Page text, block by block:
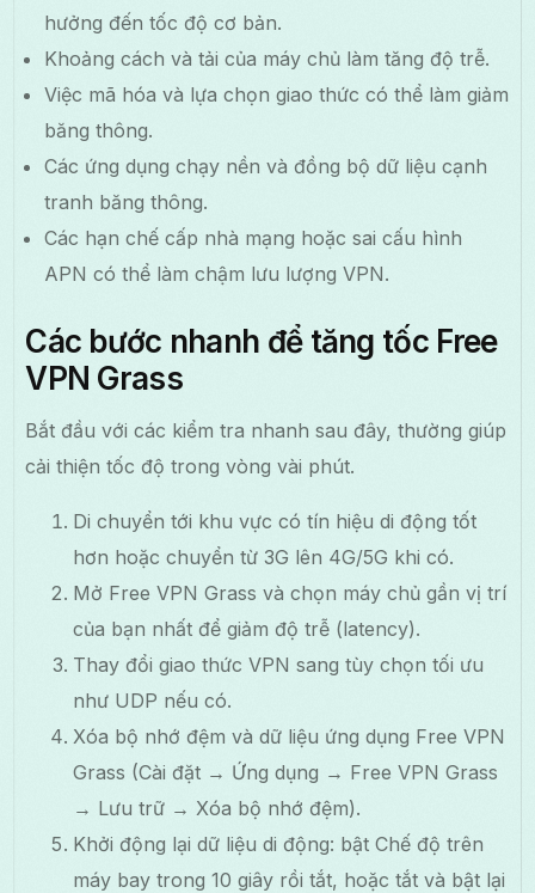
hưởng đến tốc độ cơ bản.
Khoảng cách và tải của máy chủ làm tăng độ trễ.
Việc mã hóa và lựa chọn giao thức có thể làm giảm
băng thông.
Các ứng dụng chạy nền và đồng bộ dữ liệu cạnh
tranh băng thông.
Các hạn chế cấp nhà mạng hoặc sai cấu hình
APN có thể làm chậm lưu lượng VPN.
Các bước nhanh để tăng tốc Free
VPN Grass
Bắt đầu với các kiểm tra nhanh sau đây, thường giúp
cải thiện tốc độ trong vòng vài phút.
Di chuyển tới khu vực có tín hiệu di động tốt
hơn hoặc chuyển từ 3G lên 4G/5G khi có.
Mở Free VPN Grass và chọn máy chủ gần vị trí
của bạn nhất để giảm độ trễ (latency).
Thay đổi giao thức VPN sang tùy chọn tối ưu
như UDP nếu có.
Xóa bộ nhớ đệm và dữ liệu ứng dụng Free VPN
Grass (Cài đặt → Ứng dụng → Free VPN Grass
→ Lưu trữ → Xóa bộ nhớ đệm).
Khởi động lại dữ liệu di động: bật Chế độ trên
máy bay trong 10 giây rồi tắt, hoặc tắt và bật lại